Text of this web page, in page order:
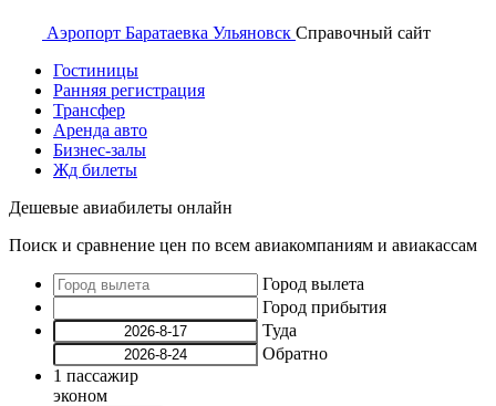
Аэропорт Баратаевка Ульяновск Справочный сайт
Гостиницы
Ранняя регистрация
Трансфер
Аренда авто
Бизнес-залы
Жд билеты
Дешевые авиабилеты онлайн
Поиск и сравнение цен по всем авиакомпаниям и авиакассам
Город вылета
Город прибытия
Туда
Обратно
1 пассажир
эконом